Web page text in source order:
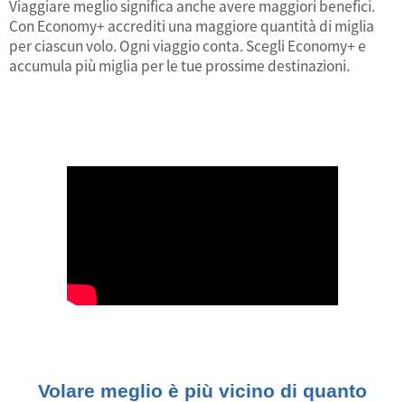
Viaggiare meglio significa anche avere maggiori benefici.
Con Economy+ accrediti una maggiore quantità di miglia
per ciascun volo. Ogni viaggio conta. Scegli Economy+ e
accumula più miglia per le tue prossime destinazioni.
Volare meglio è più vicino di quanto